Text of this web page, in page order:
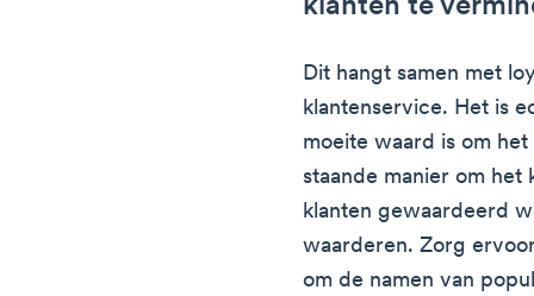
klanten te
Dit hangt samen met
klantenservice. Het is
moeite waard is om
staande manier om
klanten gewaardeerd
waarderen. Zorg
om de namen van